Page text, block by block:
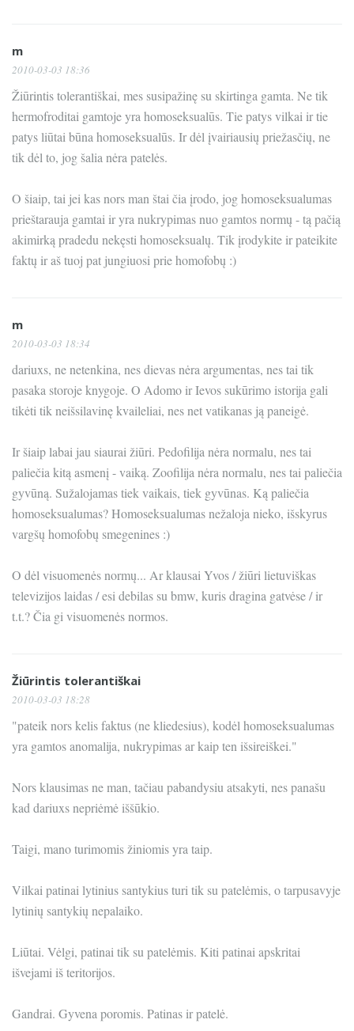
m
2010-03-03 18:36
Žiūrintis tolerantiškai, mes susipažinę su skirtinga gamta. Ne tik
hermofroditai gamtoje yra homoseksualūs. Tie patys vilkai ir tie
patys liūtai būna homoseksualūs. Ir dėl įvairiausių priežasčių, ne
tik dėl to, jog šalia nėra patelės.
O šiaip, tai jei kas nors man štai čia įrodo, jog homoseksualumas
prieštarauja gamtai ir yra nukrypimas nuo gamtos normų - tą pačią
akimirką pradedu nekęsti homoseksualų. Tik įrodykite ir pateikite
faktų ir aš tuoj pat jungiuosi prie homofobų :)
m
2010-03-03 18:34
dariuxs, ne netenkina, nes dievas nėra argumentas, nes tai tik
pasaka storoje knygoje. O Adomo ir Ievos sukūrimo istorija gali
tikėti tik neišsilavinę kvaileliai, nes net vatikanas ją paneigė.
Ir šiaip labai jau siaurai žiūri. Pedofilija nėra normalu, nes tai
paliečia kitą asmenį - vaiką. Zoofilija nėra normalu, nes tai paliečia
gyvūną. Sužalojamas tiek vaikais, tiek gyvūnas. Ką paliečia
homoseksualumas? Homoseksualumas nežaloja nieko, išskyrus
vargšų homofobų smegenines :)
O dėl visuomenės normų... Ar klausai Yvos / žiūri lietuviškas
televizijos laidas / esi debilas su bmw, kuris dragina gatvėse / ir
t.t.? Čia gi visuomenės normos.
Žiūrintis tolerantiškai
2010-03-03 18:28
"pateik nors kelis faktus (ne kliedesius), kodėl homoseksualumas
yra gamtos anomalija, nukrypimas ar kaip ten išsireiškei."
Nors klausimas ne man, tačiau pabandysiu atsakyti, nes panašu
kad dariuxs nepriėmė iššūkio.
Taigi, mano turimomis žiniomis yra taip.
Vilkai patinai lytinius santykius turi tik su patelėmis, o tarpusavyje
lytinių santykių nepalaiko.
Liūtai. Vėlgi, patinai tik su patelėmis. Kiti patinai apskritai
išvejami iš teritorijos.
Gandrai. Gyvena poromis. Patinas ir patelė.